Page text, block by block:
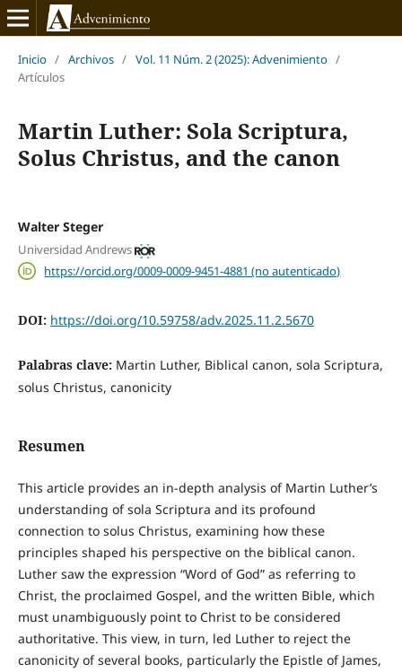
Inicio / Archivos / Vol. 11 Núm. 2 (2025): Advenimiento /
Artículos
Martin Luther: Sola Scriptura,
Solus Christus, and the canon
Walter Steger
Universidad Andrews
https://orcid.org/0009-0009-9451-4881 (no autenticado)
DOI: https://doi.org/10.59758/adv.2025.11.2.5670
Palabras clave: Martin Luther, Biblical canon, sola Scriptura,
solus Christus, canonicity
Resumen
This article provides an in-depth analysis of Martin Luther’s
understanding of sola Scriptura and its profound
connection to solus Christus, examining how these
principles shaped his perspective on the biblical canon.
Luther saw the expression “Word of God” as referring to
Christ, the proclaimed Gospel, and the written Bible, which
must unambiguously point to Christ to be considered
authoritative. This view, in turn, led Luther to reject the
canonicity of several books, particularly the Epistle of James,